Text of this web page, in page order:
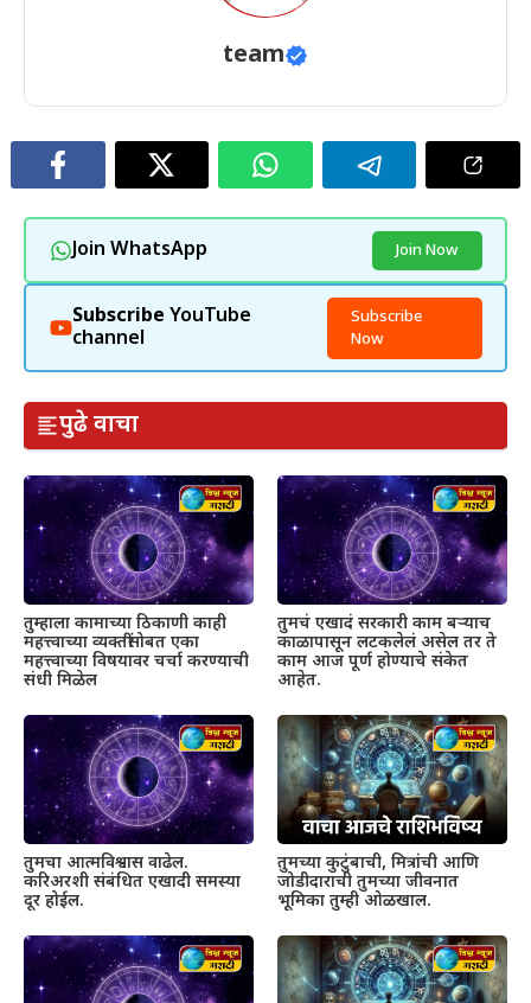
team
Join WhatsApp Join Now
Subscribe YouTube
channel
Subscribe
Now
पुढे वाचा
तुम्हाला कामाच्या ठिकाणी काही
महत्त्वाच्या व्यक्तींसोबत एका
महत्त्वाच्या विषयावर चर्चा करण्याची
संधी मिळेल
तुमचं एखादं सरकारी काम बऱ्याच
काळापासून लटकलेलं असेल तर ते
काम आज पूर्ण होण्याचे संकेत
आहेत.
तुमचा आत्मविश्वास वाढेल.
करिअरशी संबंधित एखादी समस्या
दूर होईल.
तुमच्या कुटुंबाची, मित्रांची आणि
जोडीदाराची तुमच्या जीवनात
भूमिका तुम्ही ओळखाल.